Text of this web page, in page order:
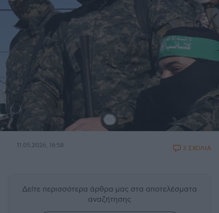
11.05.2026, 16:58 3 ΣΧΟΛΙΑ
Δείτε περισσότερα άρθρα μας στα αποτελέσματα
αναζήτησης